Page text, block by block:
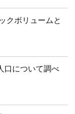
クボリュームと
口について調べ